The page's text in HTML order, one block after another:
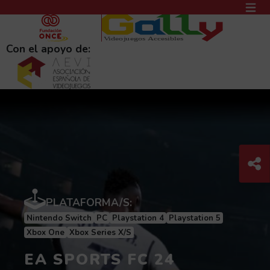
PASAR AL CONTENIDO PRINCIPAL
Con el apoyo de:
EA SPORTS FC 24
PLATAFORMA/S:
Nintendo Switch PC Playstation 4 Playstation 5
Xbox One Xbox Series X/S